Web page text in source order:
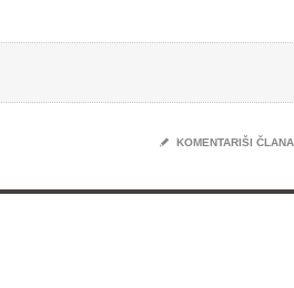
✎ KOMENTARIŠI